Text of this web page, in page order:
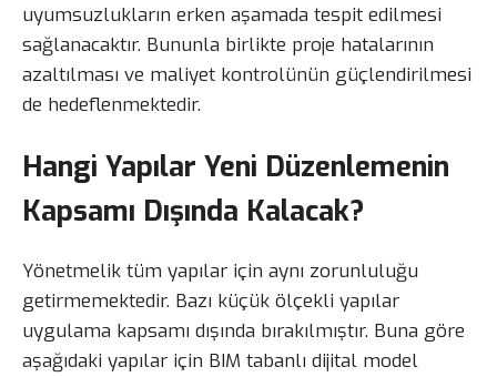
uyumsuzlukların erken aşamada tespit edilmesi
sağlanacaktır. Bununla birlikte proje hatalarının
azaltılması ve maliyet kontrolünün güçlendirilmesi
de hedeflenmektedir.
Hangi Yapılar Yeni Düzenlemenin
Kapsamı Dışında Kalacak?
Yönetmelik tüm yapılar için aynı zorunluluğu
getirmemektedir. Bazı küçük ölçekli yapılar
uygulama kapsamı dışında bırakılmıştır. Buna göre
aşağıdaki yapılar için BIM tabanlı dijital model